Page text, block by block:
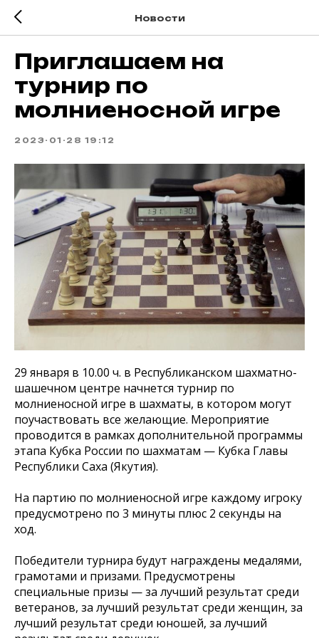
Новости
Приглашаем на
турнир по
молниеносной игре
2023-01-28 19:12
29 января в 10.00 ч. в Республиканском шахматно-
шашечном центре начнется турнир по
молниеносной игре в шахматы, в котором могут
поучаствовать все желающие. Мероприятие
проводится в рамках дополнительной программы
этапа Кубка России по шахматам — Кубка Главы
Республики Саха (Якутия).
На партию по молниеносной игре каждому игроку
предусмотрено по 3 минуты плюс 2 секунды на
ход.
Победители турнира будут награждены медалями,
грамотами и призами. Предусмотрены
специальные призы — за лучший результат среди
ветеранов, за лучший результат среди женщин, за
лучший результат среди юношей, за лучший